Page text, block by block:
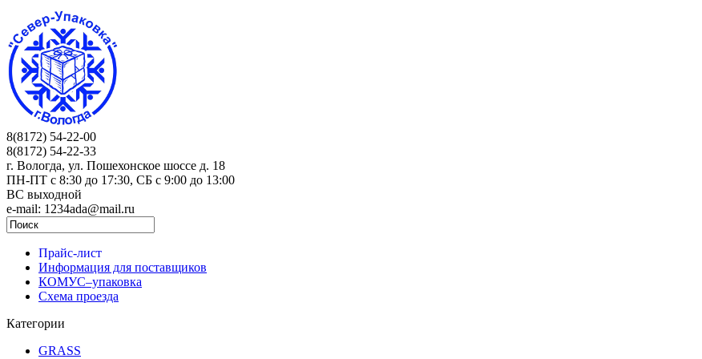
8(8172) 54-22-00
8(8172) 54-22-33
г. Вологда, ул. Пошехонское шоссе д. 18
ПН-ПТ c 8:30 до 17:30, СБ с 9:00 до 13:00
ВС выходной
e-mail: 1234ada@mail.ru
Прайс-лист
Информация для поставщиков
КОМУС–упаковка
Схема проезда
Категории
GRASS